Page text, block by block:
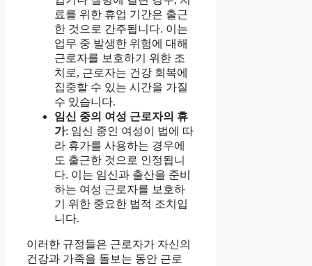
료를 위한 휴업 기간은 출근
한 것으로 간주됩니다. 이는
업무 중 발생한 위험에 대해
근로자를 보호하기 위한 조
치로, 근로자는 건강 회복에
집중할 수 있는 시간을 가질
수 있습니다.
임신 중의 여성 근로자의 휴
가: 임신 중인 여성이 법에 따
라 휴가를 사용하는 경우에
도 출근한 것으로 인정됩니
다. 이는 임신과 출산을 준비
하는 여성 근로자를 보호하
기 위한 중요한 법적 조치입
니다.
이러한 규정들은 근로자가 자신의
건강과 가족을 돌보는 동안 근로